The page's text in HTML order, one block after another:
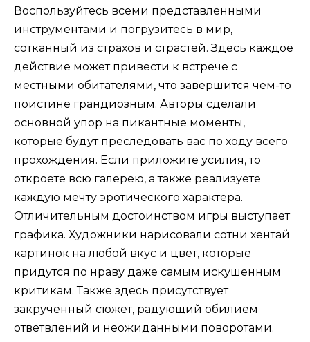
Воспользуйтесь всеми представленными
инструментами и погрузитесь в мир,
сотканный из страхов и страстей. Здесь каждое
действие может привести к встрече с
местными обитателями, что завершится чем-то
поистине грандиозным. Авторы сделали
основной упор на пикантные моменты,
которые будут преследовать вас по ходу всего
прохождения. Если приложите усилия, то
откроете всю галерею, а также реализуете
каждую мечту эротического характера.
Отличительным достоинством игры выступает
графика. Художники нарисовали сотни хентай
картинок на любой вкус и цвет, которые
придутся по нраву даже самым искушенным
критикам. Также здесь присутствует
закрученный сюжет, радующий обилием
ответвлений и неожиданными поворотами.